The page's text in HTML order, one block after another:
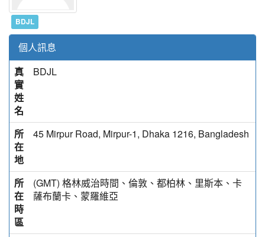
BDJL
個人訊息
真
實
姓
名
BDJL
所
在
地
45 Mirpur Road, Mirpur-1, Dhaka 1216, Bangladesh
所
在
時
區
(GMT) 格林威治時間、倫敦、都柏林、里斯本、卡
薩布蘭卡、蒙羅維亞